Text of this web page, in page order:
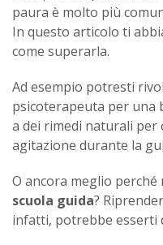
paura è molto più
In questo articolo ti
come superarla.
Ad esempio potresti
psicoterapeuta per una
a dei rimedi naturali per
agitazione durante la
O ancora meglio
scuola guida?
infatti, potrebbe esserti